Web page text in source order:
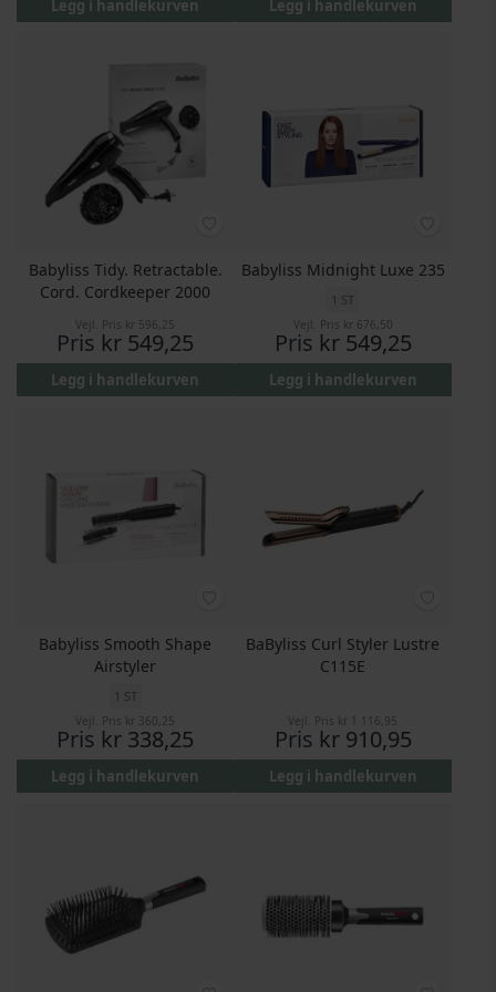
Legg i handlekurven Legg i handlekurven
Babyliss Tidy. Retractable.
Cord. Cordkeeper 2000
Vejl. Pris kr 596,25
Pris kr 549,25
Legg i handlekurven
Babyliss Midnight Luxe 235
1 ST
Vejl. Pris kr 676,50
Pris kr 549,25
Legg i handlekurven
Babyliss Smooth Shape
Airstyler
1 ST
Vejl. Pris kr 360,25
Pris kr 338,25
Legg i handlekurven
BaByliss Curl Styler Lustre
C115E
Vejl. Pris kr 1 116,95
Pris kr 910,95
Legg i handlekurven